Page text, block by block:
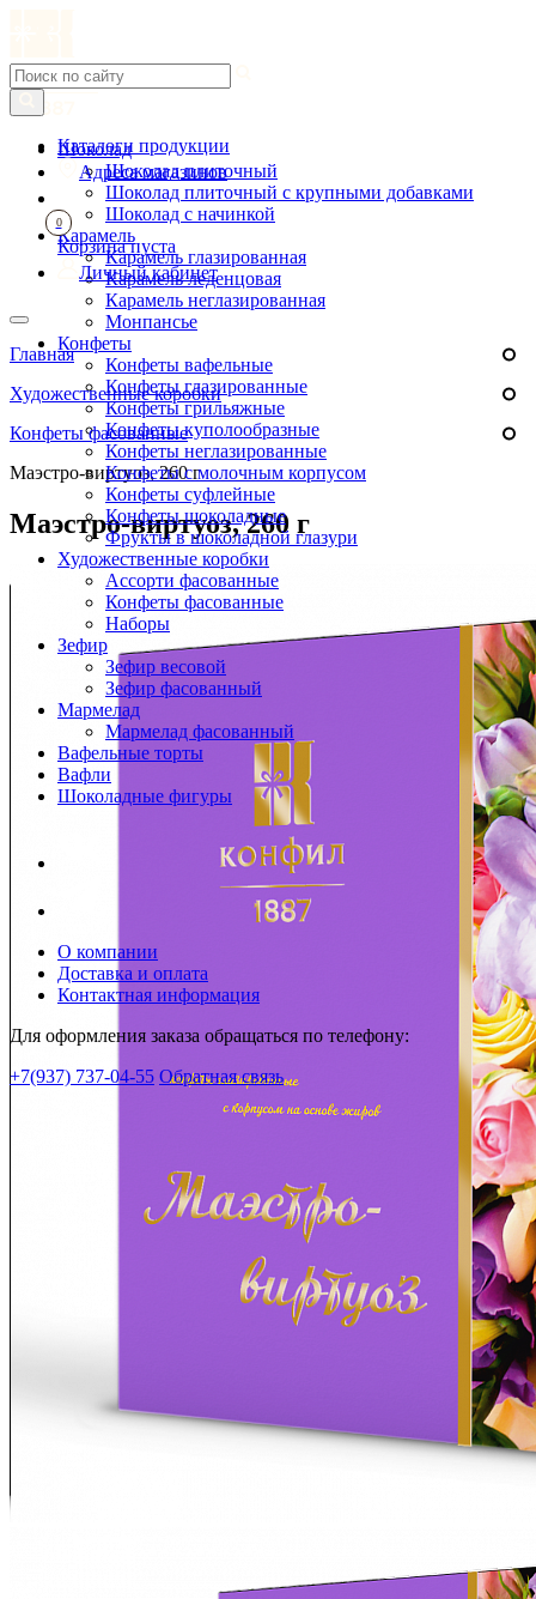
Шоколад
Шоколад плиточный
Шоколад плиточный с крупными добавками
Шоколад с начинкой
Карамель
Карамель глазированная
Карамель леденцовая
Карамель неглазированная
Монпансье
Конфеты
Конфеты вафельные
Конфеты глазированные
Конфеты грильяжные
Конфеты куполообразные
Конфеты неглазированные
Конфеты с молочным корпусом
Конфеты суфлейные
Конфеты шоколадные
Фрукты в шоколадной глазури
Художественные коробки
Ассорти фасованные
Конфеты фасованные
Наборы
Зефир
Зефир весовой
Зефир фасованный
Мармелад
Мармелад фасованный
Вафельные торты
Вафли
Шоколадные фигуры
О компании
Доставка и оплата
Контактная информация
Для оформления заказа обращаться по телефону:
+7(937) 737-04-55 Обратная связь
Каталоги продукции
Адреса магазинов
0
Корзина пуста
Личный кабинет
Главная
Художественные коробки
Конфеты фасованные
Маэстро-виртуоз, 260 г
Маэстро-виртуоз, 260 г